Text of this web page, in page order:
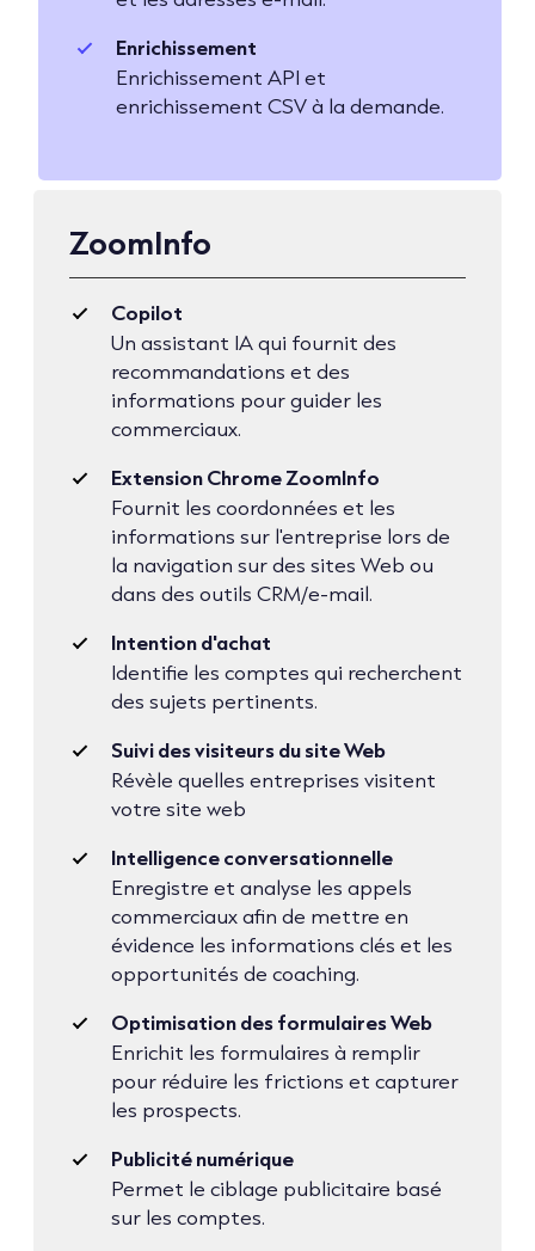
Enrichissement
Enrichissement API et
enrichissement CSV à la demande.
ZoomInfo
Copilot
Un assistant IA qui fournit des
recommandations et des
informations pour guider les
commerciaux.
Extension Chrome ZoomInfo
Fournit les coordonnées et les
informations sur l'entreprise lors de
la navigation sur des sites Web ou
dans des outils CRM/e-mail.
Intention d'achat
Identifie les comptes qui recherchent
des sujets pertinents.
Suivi des visiteurs du site Web
Révèle quelles entreprises visitent
votre site web
Intelligence conversationnelle
Enregistre et analyse les appels
commerciaux afin de mettre en
évidence les informations clés et les
opportunités de coaching.
Optimisation des formulaires Web
Enrichit les formulaires à remplir
pour réduire les frictions et capturer
les prospects.
Publicité numérique
Permet le ciblage publicitaire basé
sur les comptes.